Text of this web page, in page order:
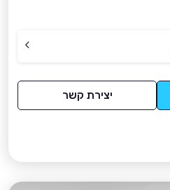
יצירת קשר